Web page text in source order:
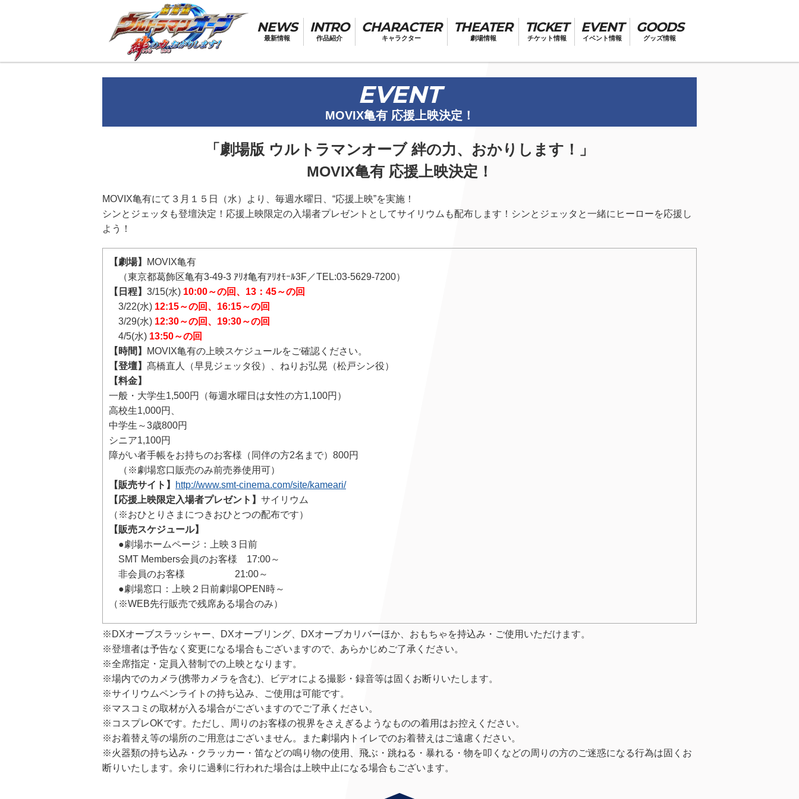
NEWS
最新情報
INTRO
作品紹介
CHARACTER
キャラクター
THEATER
劇場情報
TICKET
チケット情報
EVENT
イベント情報
GOODS
グッズ情報
EVENT
MOVIX亀有 応援上映決定！
「劇場版 ウルトラマンオーブ 絆の力、おかりします！」
MOVIX亀有 応援上映決定！
MOVIX亀有にて３月１５日（水）より、毎週水曜日、“応援上映”を実施！
シンとジェッタも登壇決定！応援上映限定の入場者プレゼントとしてサイリウムも配布します！シンとジェッタと一緒にヒーローを応援し
よう！
【劇場】
MOVIX亀有
（東京都葛飾区亀有3-49-3 ｱﾘｵ亀有ｱﾘｵﾓｰﾙ3F／TEL:03-5629-7200）
【日程】 3/15(水) 10:00～の回、13：45～の回
3/22(水) 12:15～の回、16:15～の回
3/29(水) 12:30～の回、19:30～の回
4/5(水) 13:50～の回
【時間】
MOVIX亀有の上映スケジュールをご確認ください。
【登壇】 髙橋直人（早見ジェッタ役）、ねりお弘晃（松戸シン役）
【料金】
一般・大学生1,500円（毎週水曜日は女性の方1,100円）
高校生1,000円、
中学生～3歳800円
シニア1,100円
障がい者手帳をお持ちのお客様（同伴の方2名まで）800円
（※劇場窓口販売のみ前売券使用可）
【販売サイト】
http://www.smt-cinema.com/site/kameari/
【応援上映限定入場者プレゼント】 サイリウム
（※おひとりさまにつきおひとつの配布です）
【販売スケジュール】
●劇場ホームページ：上映３日前
SMT Members会員のお客様 17:00～
非会員のお客様 21:00～
●劇場窓口：上映２日前劇場OPEN時～
（※WEB先行販売で残席ある場合のみ）
※DXオーブスラッシャー、DXオーブリング、DXオーブカリバーほか、おもちゃを持込み・ご使用いただけます。
※登壇者は予告なく変更になる場合もございますので、あらかじめご了承ください。
※全席指定・定員入替制での上映となります。
※場内でのカメラ(携帯カメラを含む)、ビデオによる撮影・録音等は固くお断りいたします。
※サイリウムペンライトの持ち込み、ご使用は可能です。
※マスコミの取材が入る場合がございますのでご了承ください。
※コスプレOKです。ただし、周りのお客様の視界をさえぎるようなものの着用はお控えください。
※お着替え等の場所のご用意はございません。また劇場内トイレでのお着替えはご遠慮ください。
※火器類の持ち込み・クラッカー・笛などの鳴り物の使用、飛ぶ・跳ねる・暴れる・物を叩くなどの周りの方のご迷惑になる行為は固くお
断りいたします。余りに過剰に行われた場合は上映中止になる場合もございます。